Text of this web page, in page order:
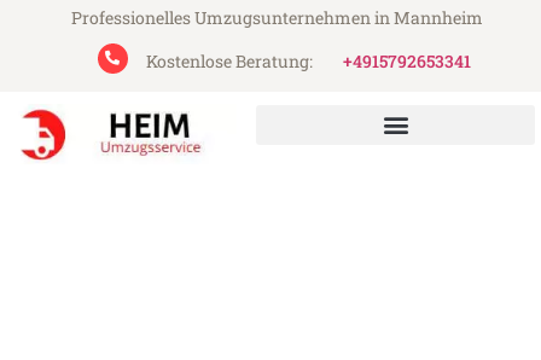
Professionelles Umzugsunternehmen in Mannheim
Kostenlose Beratung:
+4915792653341